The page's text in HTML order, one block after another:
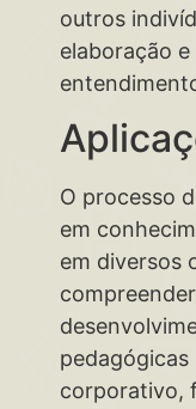
outros
elaboração
O processo
em
em diversos
corporativo,